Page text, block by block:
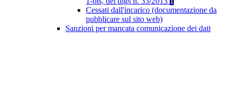
Cessati dall'incarico (documentazione da
pubblicare sul sito web)
Sanzioni per mancata comunicazione dei dati